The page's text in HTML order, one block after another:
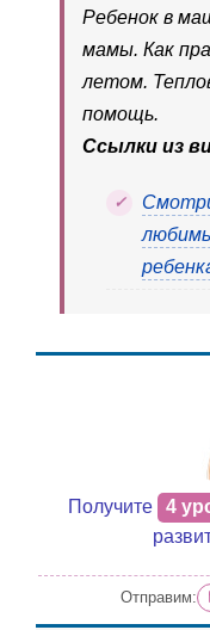
Ребенок в
мамы. Как
летом.
помощь.
Ссылки из
Получите 4
Отправим: